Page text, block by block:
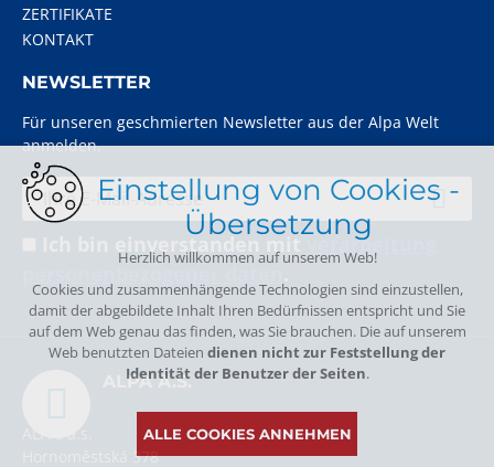
ZERTIFIKATE
KONTAKT
NEWSLETTER
Für unseren geschmierten Newsletter aus der Alpa Welt
anmelden.
Ich bin einverstanden mit
verarbeitung
ALPA A.S.
Hornoměstská 378
Einstellung von Cookies -
Übersetzung
Herzlich willkommen auf unserem Web!
Cookies und zusammenhängende Technologien sind einzustellen,
damit der abgebildete Inhalt Ihren Bedürfnissen entspricht und Sie
auf dem Web genau das finden, was Sie brauchen. Die auf unserem
Web benutzten Dateien dienen nicht zur Feststellung der
Identität der Benutzer der Seiten.
ALLE COOKIES ANNEHMEN